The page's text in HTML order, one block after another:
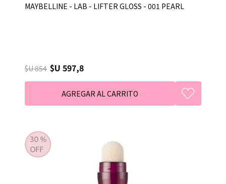
MAYBELLINE - LAB - LIFTER GLOSS - 001 PEARL
$U 854 $U 597,8